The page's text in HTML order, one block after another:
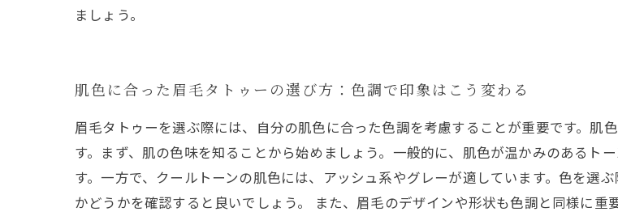
ましょう。
肌色に合った眉毛タトゥーの選び方：色調で印象はこう変わる
眉毛タトゥーを選ぶ際には、自分の肌色に合った色調を考慮することが重要です。肌
す。まず、肌の色味を知ることから始めましょう。一般的に、肌色が温かみのあるト
す。一方で、クールトーンの肌色には、アッシュ系やグレーが適しています。色を選
かどうかを確認すると良いでしょう。 また、眉毛のデザインや形状も色調と同様に